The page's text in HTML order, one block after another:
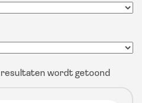
resultaten wordt getoond